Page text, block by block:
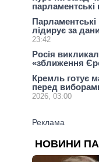
парламентські
Парламентські
лідирує за
23:42
Росія
«зближення
Кремль готує
перед
2026, 03:00